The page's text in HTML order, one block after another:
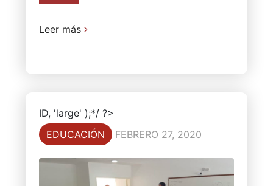
Leer más
ID, 'large' );*/ ?>
EDUCACIÓN
FEBRERO 27, 2020